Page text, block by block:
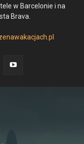
w Barcelonie i na
Brava.